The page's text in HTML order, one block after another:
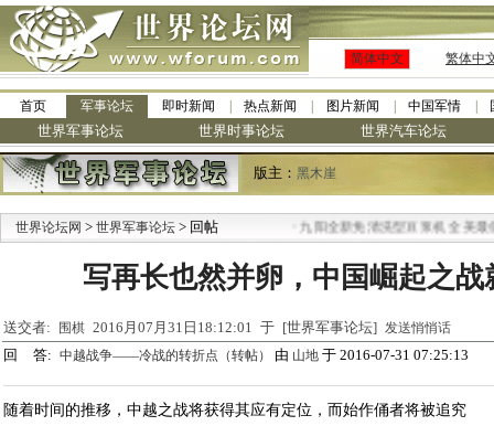
简体中文 繁体中
首页 军事论坛 即时新闻 热点新闻 图片新闻 中国军情
世界军事论坛 世界时事论坛 世界汽车论坛
版主： 黑木崖
世界论坛网 > 世界军事论坛 > 回帖 九阳全新免清洗型豆浆机 全美最低
写再长也然并卵，中国崛起之战
送交者: 围棋 2016月07月31日18:12:01 于 [世界军事论坛] 发送悄悄话
回 答: 中越战争——冷战的转折点（转帖） 由 山地 于 2016-07-31 07:25:13
随着时间的推移，中越之战将获得其应有定位，而始作俑者将被追究